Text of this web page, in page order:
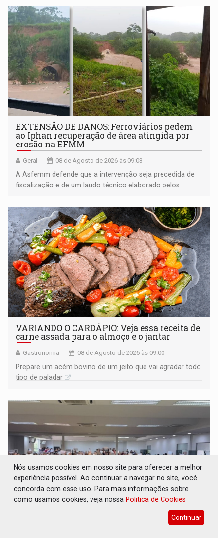
EXTENSÃO DE DANOS: Ferroviários pedem
ao Iphan recuperação de área atingida por
erosão na EFMM
Geral 08 de Agosto de 2026 às 09:03
A Asfemm defende que a intervenção seja precedida de
fiscalização e de um laudo técnico elaborado pelos
VARIANDO O CARDÁPIO: Veja essa receita de
carne assada para o almoço e o jantar
Gastronomia 08 de Agosto de 2026 às 09:00
Prepare um acém bovino de um jeito que vai agradar todo
tipo de paladar
PREJUÍZO AOS ESTUDANTES: Greve dos
professores em PVH é considerada ilegal
Nós usamos cookies em nosso site para oferecer a melhor
experiência possível. Ao continuar a navegar no site, você
concorda com esse uso. Para mais informações sobre
como usamos cookies, veja nossa Política de Cookies
Continuar